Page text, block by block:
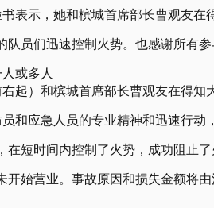
表示，她和槟城首席部长曹观友在
队员们迅速控制火势。也感谢所有
起）和槟城首席部长曹观友在得知
和应急人员的专业精神和迅速行动
在短时间内控制了火势，成功阻止
开始营业。事故原因和损失金额将